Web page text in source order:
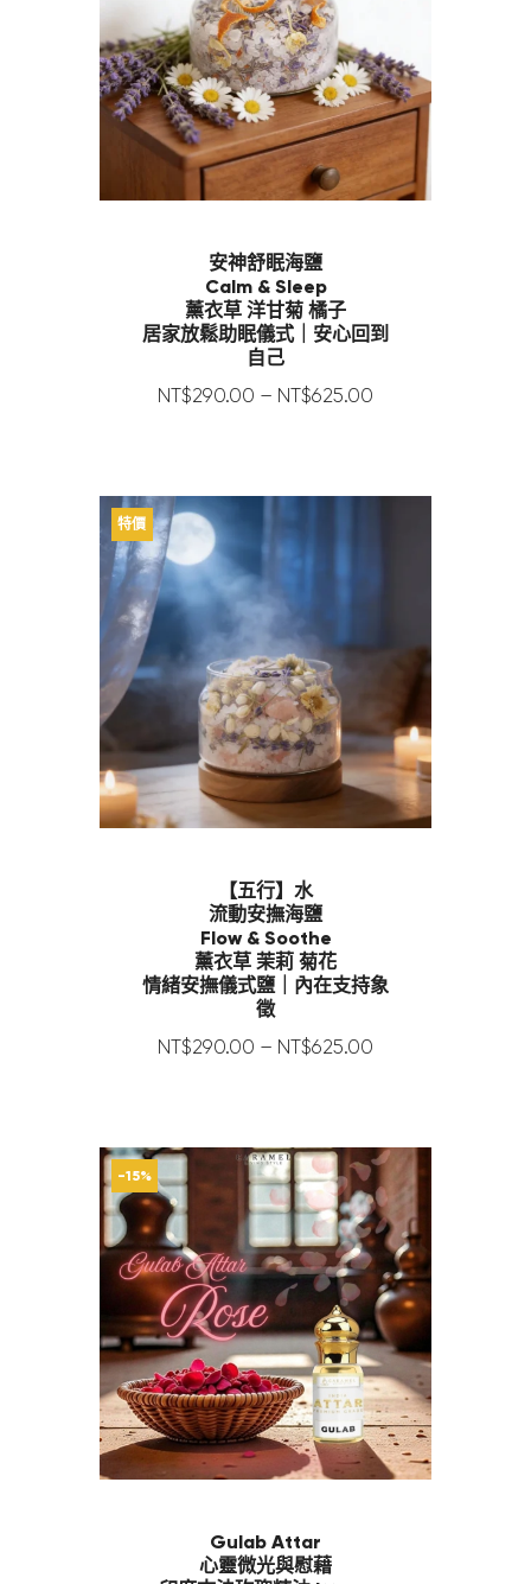
安神舒眠海鹽
Calm & Sleep
薰衣草 洋甘菊 橘子
居家放鬆助眠儀式｜安心回到
自己
NT$290.00 – NT$625.00
特價
【五行】水
流動安撫海鹽
Flow & Soothe
薰衣草 茉莉 菊花
情緒安撫儀式鹽｜內在支持象
徵
NT$290.00 – NT$625.00
-15%
Gulab Attar
心靈微光與慰藉